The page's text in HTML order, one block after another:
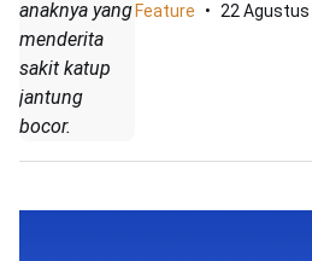
anaknya yang
menderita
sakit katup
jantung
bocor.
Feature 22 Agustus